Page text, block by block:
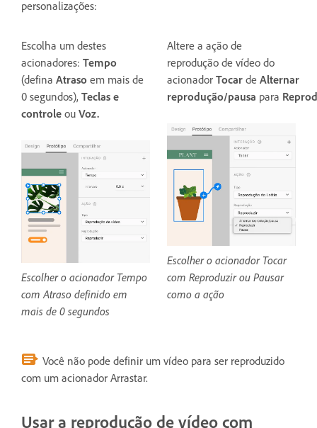
personalizações:
Escolha um destes
acionadores: Tempo
(defina Atraso em mais de
0 segundos), Teclas e
controle ou Voz.
Escolher o acionador Tempo
com Atraso definido em
mais de 0 segundos
Altere a ação de
reprodução de vídeo do
acionador Tocar de Alternar
reprodução/pausa para
Escolher o acionador Tocar
com Reproduzir ou Pausar
como a ação
Você não pode definir um vídeo para ser reproduzido
com um acionador Arrastar.
Usar a reprodução de vídeo com